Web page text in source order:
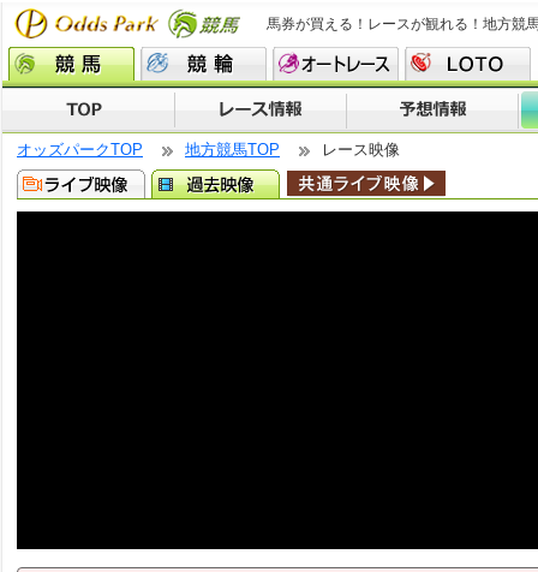
馬券が買える！レースが観れる！地方競
オッズパークTOP 地方競馬TOP レース映像